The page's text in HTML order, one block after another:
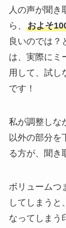
人の声が聞き
ら、 およそ
良いのでは？
は、実際にミ
用して、試し
です！
私が調整しな
以外の部分を
る方が、聞き
ボリュームつ
してしまうと
なってしまう